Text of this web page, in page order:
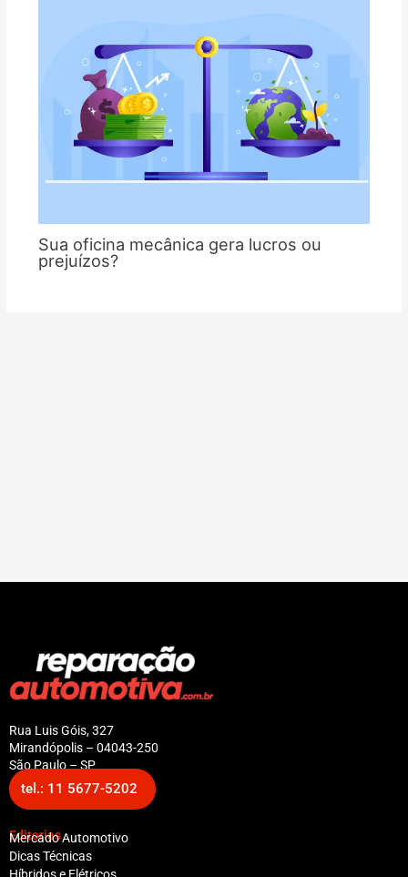
Sua oficina mecânica gera lucros ou
prejuízos?
Rua Luis Góis, 327
Mirandópolis – 04043-250
São Paulo – SP
tel.: 11 5677-5202
Editorias
Mercado Automotivo
Dicas Técnicas